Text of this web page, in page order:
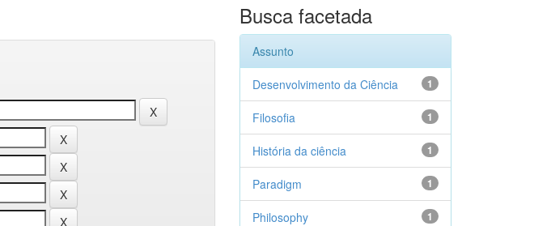
Busca facetada
Assunto
1
Desenvolvimento da Ciência
1
Filosofia
1
História da ciência
1
Paradigm
1
Philosophy